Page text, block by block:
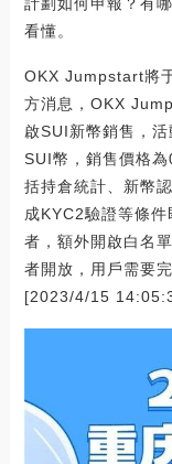
看懂。
OKX Jumpstart將
方消息，OKX
啟SUI新幣銷售，
SUI幣，銷售價格
括持倉統計、新幣
成KYC2驗證等條
者，額外開啟白名
者開放，用戶需要
[2023/4/15